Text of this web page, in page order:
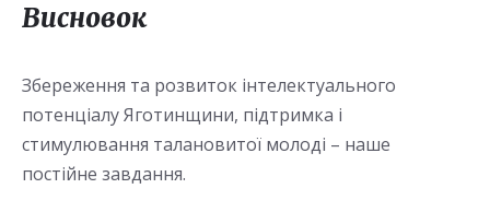
Висновок
Збереження та розвиток інтелектуального
потенціалу Яготинщини, підтримка і
стимулювання талановитої молоді – наше
постійне завдання.